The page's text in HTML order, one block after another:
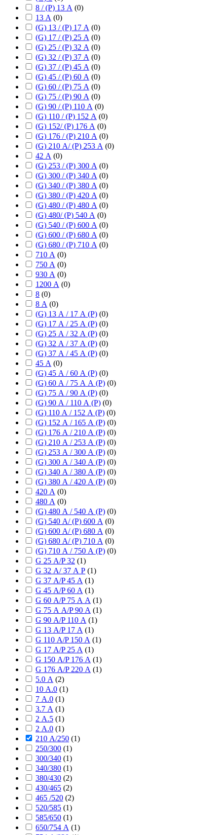
8 / (P) 13 А (0)
13 А (0)
(G) 13 / (P) 17 А (0)
(G) 17 / (P) 25 А (0)
(G) 25 / (P) 32 А (0)
(G) 32 / (P) 37 А (0)
(G) 37 / (P) 45 А (0)
(G) 45 / (P) 60 А (0)
(G) 60 / (P) 75 А (0)
(G) 75 / (P) 90 А (0)
(G) 90 / (P) 110 А (0)
(G) 110 / (P) 152 А (0)
(G) 152/ (P) 176 А (0)
(G) 176 / (P) 210 А (0)
(G) 210 А/ (P) 253 А (0)
42 А (0)
(G) 253 / (P) 300 А (0)
(G) 300 / (P) 340 А (0)
(G) 340 / (P) 380 А (0)
(G) 380 / (P) 420 А (0)
(G) 480 / (P) 480 А (0)
(G) 480/ (P) 540 А (0)
(G) 540 / (P) 600 А (0)
(G) 600 / (P) 680 А (0)
(G) 680 / (P) 710 А (0)
710 А (0)
750 А (0)
930 А (0)
1200 А (0)
8 (0)
8 А (0)
(G) 13 А / 17 А (P) (0)
(G) 17 А / 25 А (P) (0)
(G) 25 А / 32 А (P) (0)
(G) 32 А / 37 А (P) (0)
(G) 37 А / 45 А (P) (0)
45 А (0)
(G) 45 А / 60 А (P) (0)
(G) 60 А / 75 А А (P) (0)
(G) 75 А / 90 А (P) (0)
(G) 90 А / 110 А (P) (0)
(G) 110 А / 152 А (P) (0)
(G) 152 А / 165 А (P) (0)
(G) 176 А / 210 А (P) (0)
(G) 210 А / 253 А (P) (0)
(G) 253 А / 300 А (P) (0)
(G) 300 А / 340 А (P) (0)
(G) 340 А / 380 А (P) (0)
(G) 380 А / 420 А (P) (0)
420 А (0)
480 А (0)
(G) 480 А / 540 А (P) (0)
(G) 540 А/ (P) 600 А (0)
(G) 600 А/ (P) 680 А (0)
(G) 680 А/ (P) 710 А (0)
(G) 710 А / 750 А (P) (0)
G 25 А/P 32 (1)
G 32 А/ 37 А P (1)
G 37 А/P 45 А (1)
G 45 А/P 60 А (1)
G 60 А/P 75 А А (1)
G 75 А А/P 90 А (1)
G 90 А/P 110 А (1)
G 13 А/P 17 А (1)
G 110 А/P 150 А (1)
G 17 А/P 25 А (1)
G 150 А/P 176 А (1)
G 176 А/P 220 А (1)
5.0 А (2)
10 А.0 (1)
7 А.0 (1)
3.7 А (1)
2 А.5 (1)
2 А.0 (1)
210 А/250 (1)
250/300 (1)
300/340 (1)
340/380 (1)
380/430 (2)
430/465 (2)
465 /520 (2)
520/585 (1)
585/650 (1)
650/754 А (1)